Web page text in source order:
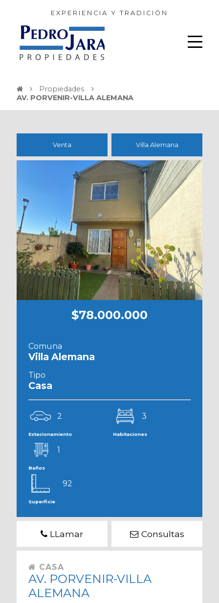
EXPERIENCIA Y TRADICIÓN
Propiedades
AV. PORVENIR-VILLA ALEMANA
Venta Villa Alemana
$78.000.000
Comuna
Villa Alemana
Tipo
Casa
2
Estacionamiento
3
Habitaciones
1
Baños
92
Superficie
LLamar Consultas
CASA
AV. PORVENIR-VILLA
ALEMANA